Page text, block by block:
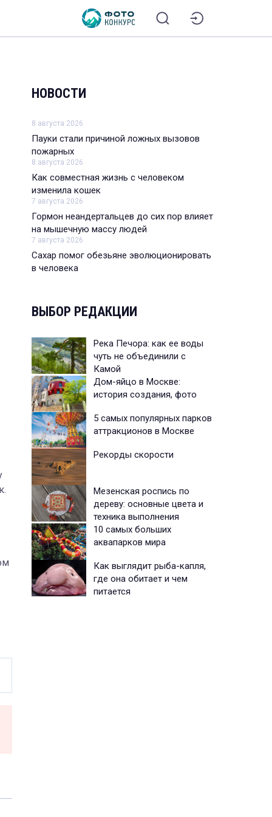
НОВОСТИ
8 августа 2026
Пауки стали причиной ложных вызовов
пожарных
8 августа 2026
Как совместная жизнь с человеком
изменила кошек
7 августа 2026
Гормон неандертальцев до сих пор влияет
на мышечную массу людей
7 августа 2026
Сахар помог обезьяне эволюционировать
в человека
ВЫБОР РЕДАКЦИИ
Река Печора: как ее воды
чуть не объединили с
Камой
Дом-яйцо в Москве:
история создания, фото
5 самых популярных парков
аттракционов в Москве
Рекорды скорости
Мезенская роспись по
дереву: основные цвета и
техника выполнения
10 самых больших
аквапарков мира
Как выглядит рыба-капля,
где она обитает и чем
питается